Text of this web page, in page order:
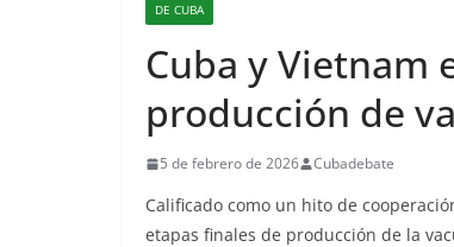
DE CUBA
Cuba y Vietnam
producción de
5 de febrero de 2026 Cubadebate
Calificado como un hito de
etapas finales de producción de la